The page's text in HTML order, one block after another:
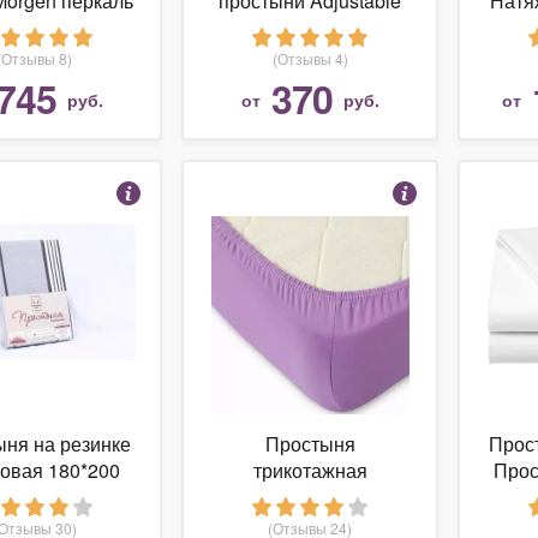
90х200
90-200
8)
руб.
Clamps
(Отзывы 4)
от 370 руб. от
на резинке
180*200
30)
Простыня
трикотажная
сиреневая на резинке
(Отзывы 24)